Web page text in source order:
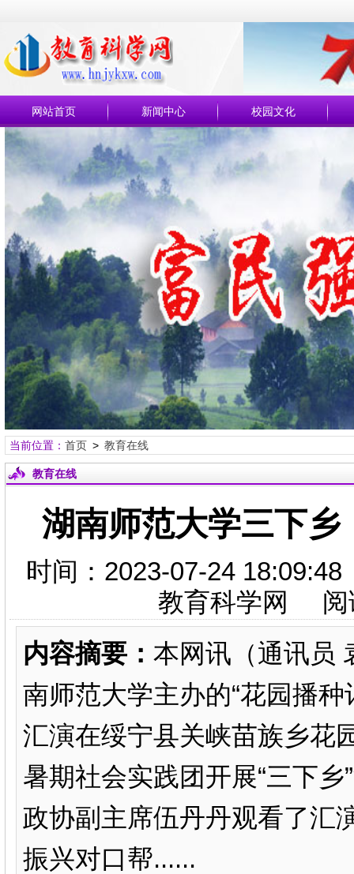
网站首页 新闻中心 校园文化
当前位置： 首页> 教育在线
教育在线
湖南师范大学三下
时间：2023-07-24
教育科学网 阅
内容摘要： 本网讯（通讯员
南师范大学主办的“花园播
汇演在绥宁县关峡苗族乡花
暑期社会实践团开展“三下
政协副主席伍丹丹观看了汇
振兴对口帮......